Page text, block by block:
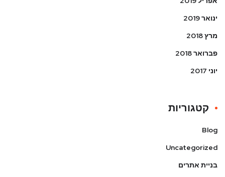
ינואר 2019
מרץ 2018
פברואר 2018
יוני 2017
קטגוריות
Blog
Uncategorized
בניית אתרים